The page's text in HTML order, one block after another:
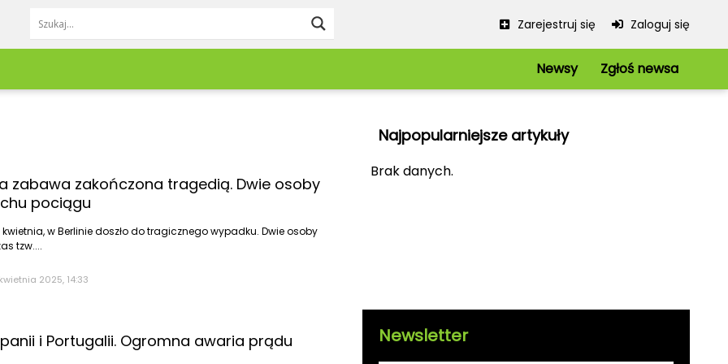
Zarejestruj się Zaloguj się
Wołów
Zagłębie Miedziowe
Ząbkowice Śląskie
Lifestyle
Podróże
Praca & Rozwój
Zdrowie
DIY
Redakcja Serwis
Regulamin
Newsy Zgłoś newsa
zabawa zakończona tragedią. Dwie osoby
pociągu
kwietnia, w Berlinie doszło do tragicznego wypadku. Dwie osoby
tzw....
2025, 14:33
i Portugalii. Ogromna awaria prądu
Najpopularniejsze artykuły
Brak danych.
Newsletter